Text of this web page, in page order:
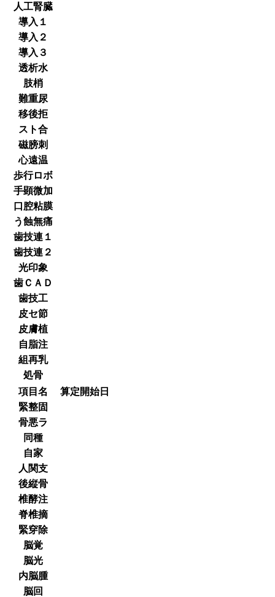
人工腎臓
導入１
導入２
導入３
透析水
肢梢
難重尿
移後拒
スト合
磁膀刺
心遠温
歩行ロボ
手顕微加
口腔粘膜
う蝕無痛
歯技連１
歯技連２
光印象
歯ＣＡＤ
歯技工
皮セ節
皮膚植
自脂注
組再乳
処骨
項目名
算定開始日
緊整固
骨悪ラ
同種
自家
人関支
後縦骨
椎酵注
脊椎摘
緊穿除
脳覚
脳光
内脳腫
脳回